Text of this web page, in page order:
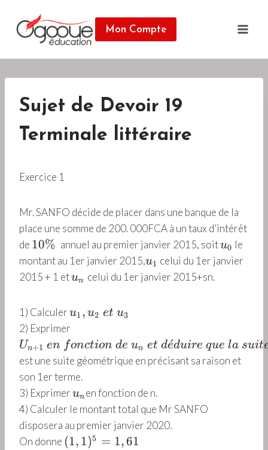
content
Mon Compte
Sujet de Devoir 19
Terminale littéraire
Exercice 1
Mr. SANFO décide de placer dans une banque de la
place une somme de 200. 000FCA à un taux d’intérêt
de 1
0
\
10% annuel au premier janvier 2015, soitu
_
u0 le
montant au 1er janvier 2015,u
_
u1 celui du 1er janvier
2015 + 1 etu
~
un celui du 1er janvier 2015+sn.
1) Calculeru
_
1
,
u
_
2
~
e
t
u1 , u2 et u3
2) Exprimer
_
{
n
+
1
}
~
e
Un+1 en fonction de un et de
ˊduire que la suit
est une suite géométrique en précisant sa raison et
son 1er terme.
3) Exprimeru
_
n
un en fonction de n.
4) Calculer le montant total que Mr SANFO
disposera au premier janvier 2020.
On donne (
(1, 1)5 = 1, 61